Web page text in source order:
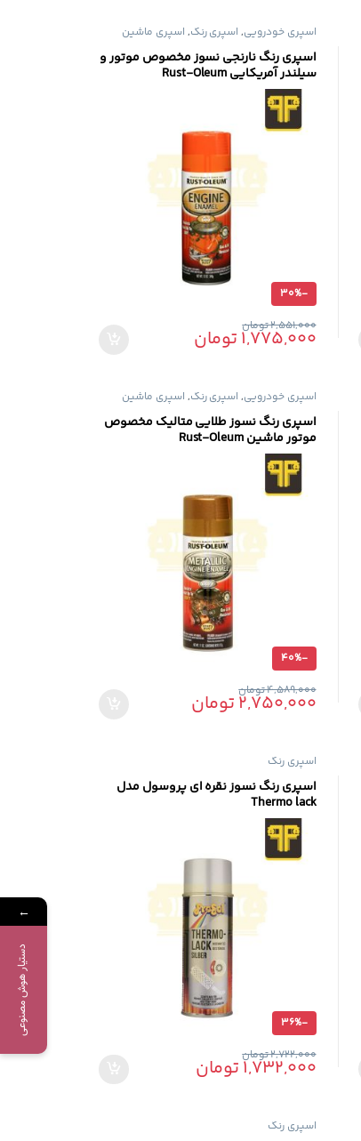
اسپری خودرویی, اسپری رنگ, اسپری ماشین
اسپری رنگ نارنجی نسوز مخصوص موتور و
سیلندر آمریکایی Rust-Oleum
-
30%
1,775,000تومان 2,551,000تومان
اسپری خودرویی, اسپری رنگ, اسپری ماشین
اسپری رنگ نسوز طلایی متالیک مخصوص
موتور ماشین Rust-Oleum
-
40%
2,750,000تومان 4,589,000تومان
اسپری رنگ
اسپری رنگ نسوز نقره ای پروسول مدل
Thermo lack
-
36%
1,732,000تومان 2,722,000تومان
اسپری رنگ
←
دستیار هوش مصنوعی